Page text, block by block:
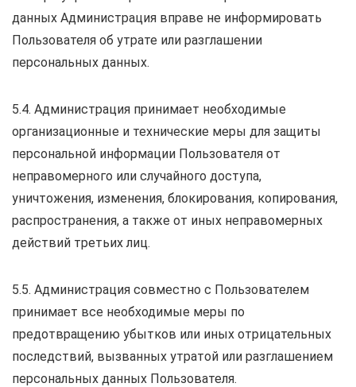
данных Администрация вправе не информировать
Пользователя об утрате или разглашении
персональных данных.
5.4. Администрация принимает необходимые
организационные и технические меры для защиты
персональной информации Пользователя от
неправомерного или случайного доступа,
уничтожения, изменения, блокирования, копирования,
распространения, а также от иных неправомерных
действий третьих лиц.
5.5. Администрация совместно с Пользователем
принимает все необходимые меры по
предотвращению убытков или иных отрицательных
последствий, вызванных утратой или разглашением
персональных данных Пользователя.